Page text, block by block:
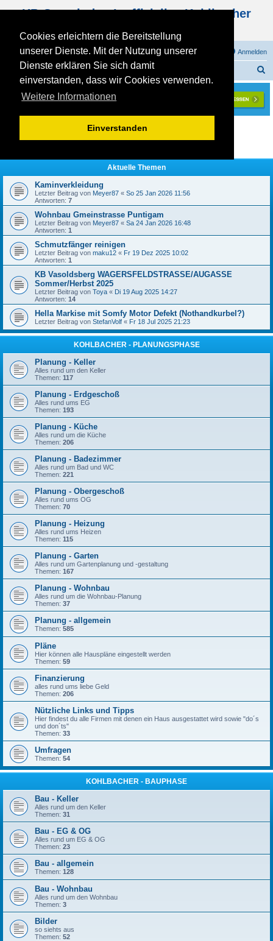
Cookies erleichtern die Bereitstellung
unserer Dienste. Mit der Nutzung unserer
Dienste erklären Sie sich damit
einverstanden, dass wir Cookies verwenden.
Weitere Informationen
Einverstanden
KB Gemeinde - Inoffizielles Kohlbacher
FAQ Anmelden
Registrieren
Foren-Übersicht
u
Aktuelle Themen
Kaminverkleidung
Letzter Beitrag von Meyer87 « So 25 Jan 2026 11:56
Antworten: 7
Wohnbau Gmeinstrasse Puntigam
Letzter Beitrag von Meyer87 « Sa 24 Jan 2026 16:48
Antworten: 1
Schmutzfänger reinigen
Letzter Beitrag von maku12 « Fr 19 Dez 2025 10:02
Antworten: 1
KB Vasoldsberg WAGERSFELDSTRASSE/AUGASSE
Sommer/Herbst 2025
Letzter Beitrag von Toya « Di 19 Aug 2025 14:27
Antworten: 14
Hella Markise mit Somfy Motor Defekt (Nothandkurbel?)
Letzter Beitrag von StefanVolf « Fr 18 Jul 2025 21:23
KOHLBACHER - PLANUNGSPHASE
Planung - Keller
Alles rund um den Keller
Themen: 117
Planung - Erdgeschoß
Alles rund ums EG
Themen: 193
Planung - Küche
Alles rund um die Küche
Themen: 206
Planung - Badezimmer
Alles rund um Bad und WC
Themen: 221
Planung - Obergeschoß
Alles rund ums OG
Themen: 70
Planung - Heizung
Alles rund ums Heizen
Themen: 115
Planung - Garten
Alles rund um Gartenplanung und -gestaltung
Themen: 167
Planung - Wohnbau
Alles rund um die Wohnbau-Planung
Themen: 37
Planung - allgemein
Themen: 585
Pläne
Hier können alle Hauspläne eingestellt werden
Themen: 59
Finanzierung
alles rund ums liebe Geld
Themen: 206
Nützliche Links und Tipps
Hier findest du alle Firmen mit denen ein Haus ausgestattet wird sowie "do´s
und don´ts"
Themen: 33
Umfragen
Themen: 54
KOHLBACHER - BAUPHASE
Bau - Keller
Alles rund um den Keller
Themen: 31
Bau - EG & OG
Alles rund um EG & OG
Themen: 23
Bau - allgemein
Themen: 128
Bau - Wohnbau
Alles rund um den Wohnbau
Themen: 3
Bilder
so siehts aus
Themen: 52